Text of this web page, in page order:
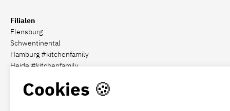
Cookies 🍪
Filialen
Flensburg
Schwentinental
Hamburg #kitchenfamily
Heide #kitchenfamily
Social Media